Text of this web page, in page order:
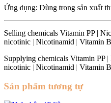
Ứng dụng: Dùng trong sản xuất
Selling chemicals Vitamin PP |
nicotinic | Nicotinamid | Vitamin
Supplying chemicals Vitamin PP
nicotinic | Nicotinamid | Vitamin
Sản phẩm tương tự